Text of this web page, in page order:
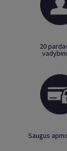
20
Saugus